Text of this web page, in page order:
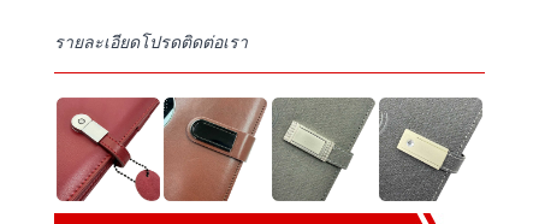
รายละเอียดโปรดติดต่อเรา